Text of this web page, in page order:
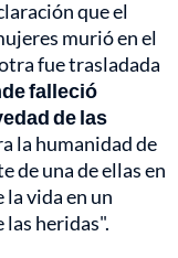
que el
murió en el
fue trasladada
falleció
de las
la humanidad de
de una de ellas en
la vida en un
heridas".